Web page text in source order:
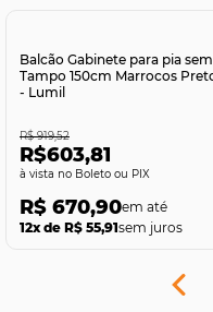
Balcão Gabinete para pia sem
Tampo 150cm Marrocos Preto
- Lumil
R$603,81
no Boleto ou PIX
R$ 919,52
R$ 670,90
12x de R$ 55,91sem juros